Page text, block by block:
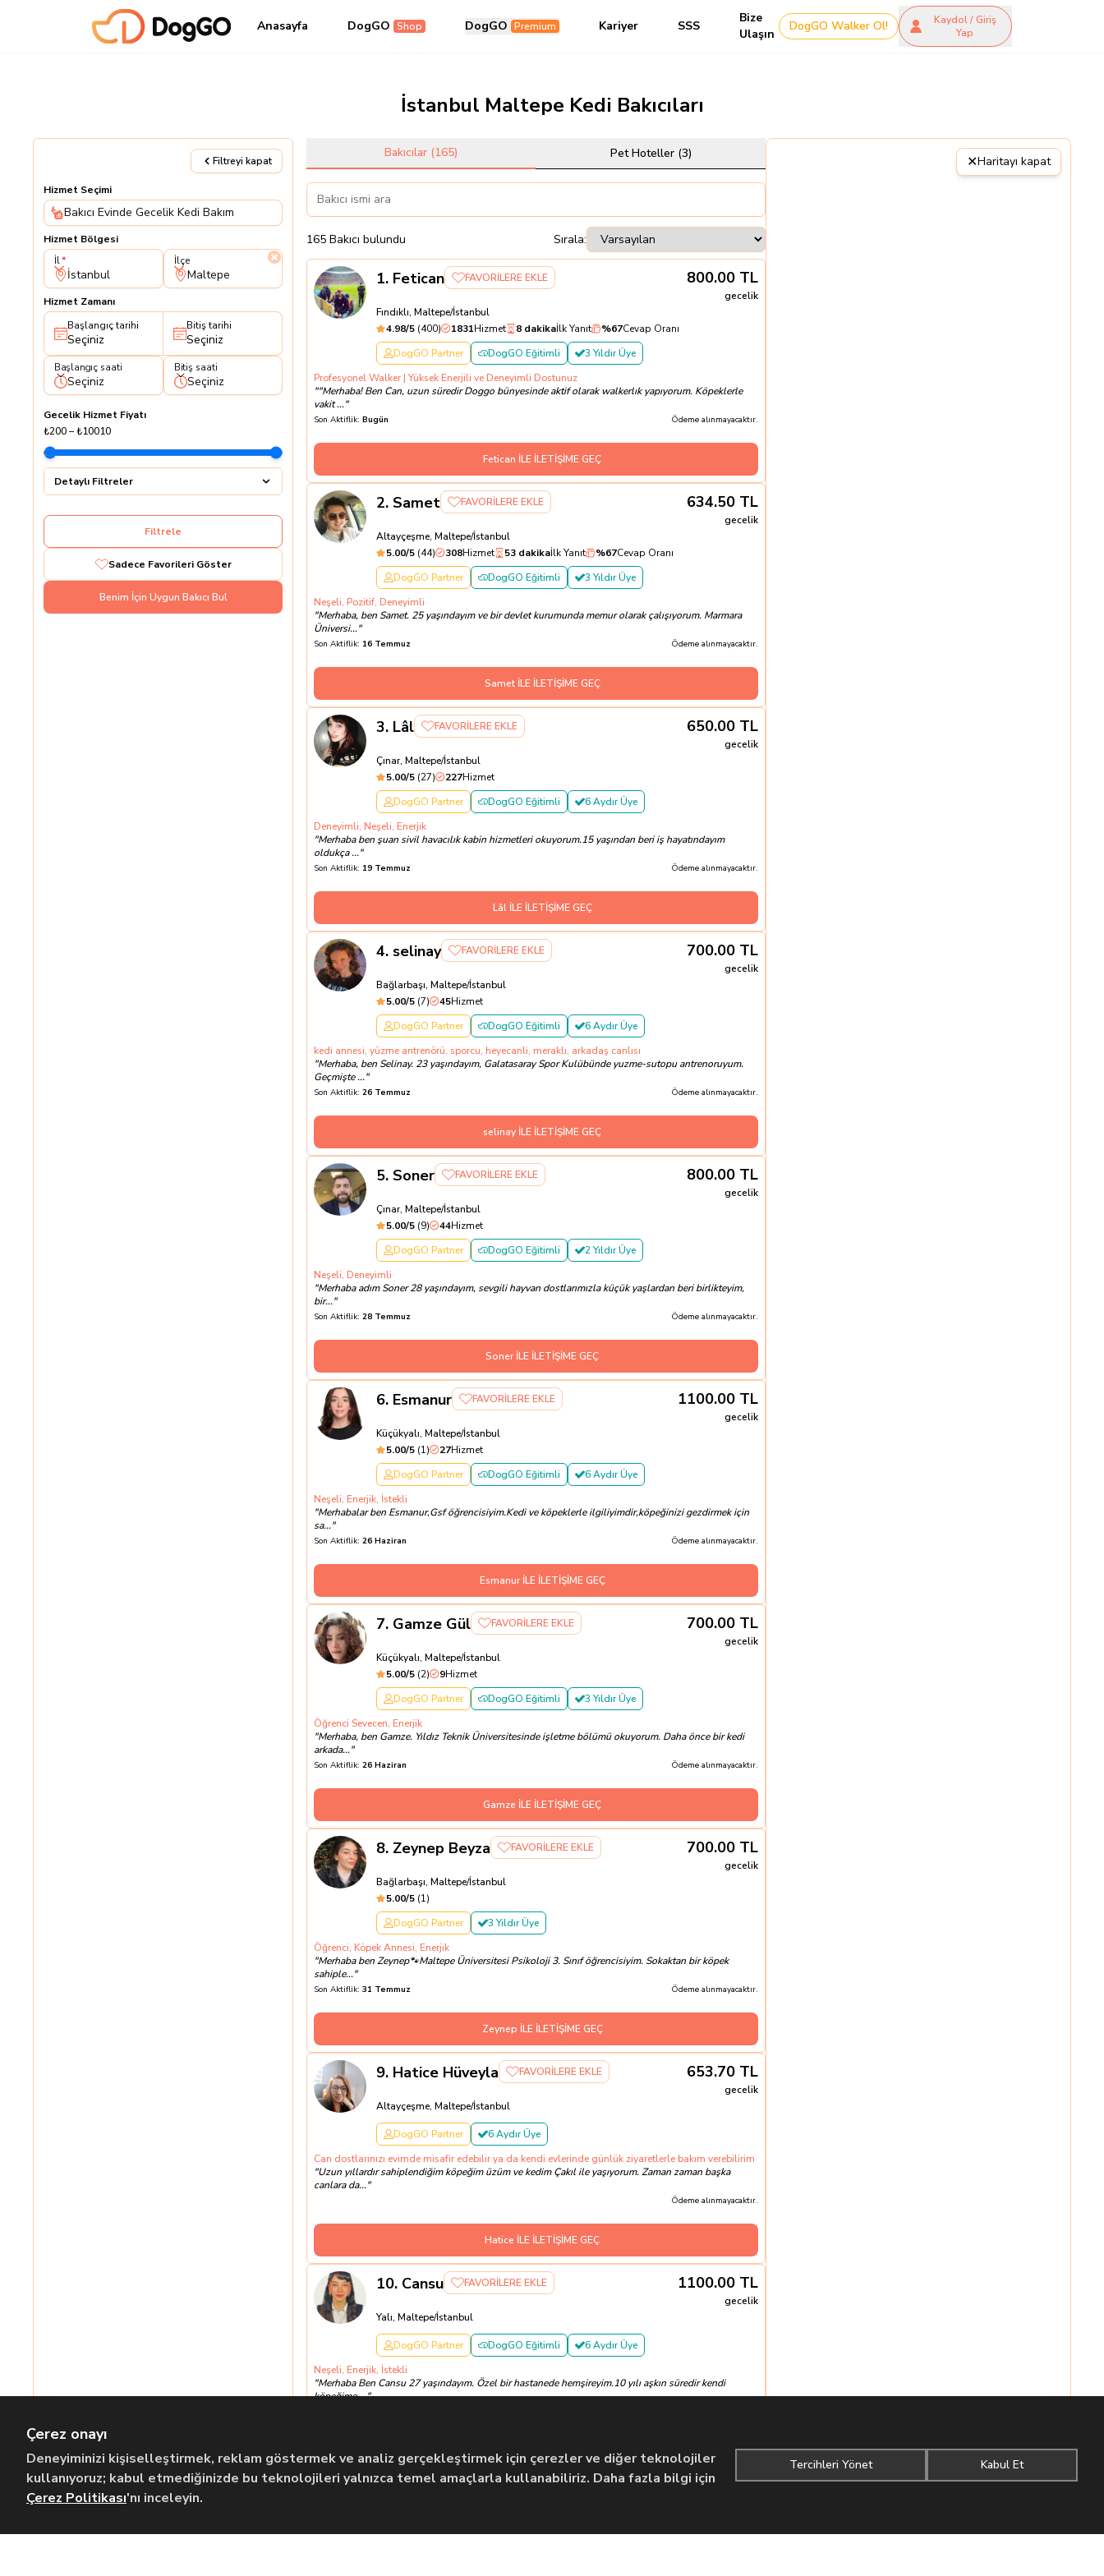
Anasayfa DogGO Shop DogGO Premium Kariyer SSS
Bize
Ulaşın
DogGO Walker Ol!
Kaydol / Giriş
Yap
İstanbul Maltepe Kedi Bakıcıları
Filtreyi kapat
Hizmet Seçimi
Bakıcı Evinde Gecelik Kedi Bakım
Hizmet Bölgesi
İl İl
İstanbul
İlçeİlçe
Maltepe
Hizmet Zamanı
Başlangıç tarihi
Seçiniz
Bitiş tarihi
Seçiniz
Başlangıç saati
Başlangıç saati
Seçiniz
Bitiş saati
Bitiş saati
Seçiniz
Gecelik Hizmet Fiyatı
₺200–₺10010
Detaylı Filtreler
Filtrele
Sadece Favorileri Göster
Benim İçin Uygun Bakıcı Bul
Bakıcılar (165) Pet Hoteller (3)
165 Bakıcı bulundu Sırala:
1. Fetican FAVORİLERE EKLE 800.00TL
gecelik
Fındıklı, Maltepe/İstanbul
4.98/5 (400) 1831Hizmet 8 dakikaİlk Yanıt %67Cevap Oranı
DogGO Partner
DogGO Eğitimli
3 Yıldır Üye
Profesyonel Walker | Yüksek Enerjili ve Deneyimli Dostunuz
""Merhaba! Ben Can, uzun süredir Doggo bünyesinde aktif olarak walkerlık yapıyorum. Köpeklerle
vakit ..."
Son Aktiflik: Bugün Ödeme alınmayacaktır.
Fetican İLE İLETİŞİME GEÇ
2.Samet FAVORİLERE EKLE 634.50TL
gecelik
Altayçeşme, Maltepe/İstanbul
5.00/5 (44) 308Hizmet 53 dakikaİlk Yanıt %67Cevap Oranı
DogGO Partner
DogGO Eğitimli
3 Yıldır Üye
Neşeli, Pozitif, Deneyimli
"Merhaba, ben Samet. 25 yaşındayım ve bir devlet kurumunda memur olarak çalışıyorum. Marmara
Üniversi..."
Son Aktiflik: 16 Temmuz Ödeme alınmayacaktır.
Samet İLE İLETİŞİME GEÇ
3. Lâl FAVORİLERE EKLE 650.00TL
gecelik
Çınar, Maltepe/İstanbul
5.00/5 (27) 227Hizmet
DogGO Partner
DogGO Eğitimli
6 Aydır Üye
Deneyimli, Neşeli, Enerjik
"Merhaba ben şuan sivil havacılık kabin hizmetleri okuyorum.15 yaşından beri iş hayatındayım
oldukça ..."
Son Aktiflik: 19 Temmuz Ödeme alınmayacaktır.
Lâl İLE İLETİŞİME GEÇ
4. selinay FAVORİLERE EKLE 700.00TL
gecelik
Bağlarbaşı, Maltepe/İstanbul
5.00/5 (7) 45Hizmet
DogGO Partner
DogGO Eğitimli
6 Aydır Üye
kedi annesi, yüzme antrenörü, sporcu, heyecanli, meraklı, arkadaş canlısı
"Merhaba, ben Selinay. 23 yaşındayım, Galatasaray Spor Kulübünde yuzme-sutopu antrenoruyum.
Geçmişte ..."
Son Aktiflik: 26 Temmuz Ödeme alınmayacaktır.
selinay İLE İLETİŞİME GEÇ
5.Soner FAVORİLERE EKLE 800.00TL
gecelik
Çınar, Maltepe/İstanbul
5.00/5 (9) 44Hizmet
DogGO Partner
DogGO Eğitimli
2 Yıldır Üye
Neşeli, Deneyimli
"Merhaba adım Soner 28 yaşındayım, sevgili hayvan dostlarımızla küçük yaşlardan beri birlikteyim,
bir..."
Son Aktiflik: 28 Temmuz Ödeme alınmayacaktır.
Soner İLE İLETİŞİME GEÇ
6. Esmanur FAVORİLERE EKLE 1100.00TL
gecelik
Küçükyalı, Maltepe/İstanbul
5.00/5 (1) 27Hizmet
DogGO Partner
DogGO Eğitimli
6 Aydır Üye
Neşeli, Enerjik, İstekli
"Merhabalar ben Esmanur,Gsf öğrencisiyim.Kedi ve köpeklerle ilgiliyimdir,köpeğinizi gezdirmek için
sa..."
Son Aktiflik: 26 Haziran Ödeme alınmayacaktır.
Esmanur İLE İLETİŞİME GEÇ
7. Gamze Gül FAVORİLERE EKLE 700.00TL
gecelik
Küçükyalı, Maltepe/İstanbul
5.00/5 (2) 9Hizmet
DogGO Partner
DogGO Eğitimli
3 Yıldır Üye
Öğrenci Sevecen, Enerjik
"Merhaba, ben Gamze. Yıldız Teknik Üniversitesinde işletme bölümü okuyorum. Daha önce bir kedi
arkada..."
Son Aktiflik: 26 Haziran Ödeme alınmayacaktır.
Gamze İLE İLETİŞİME GEÇ
8. Zeynep Beyza FAVORİLERE EKLE 700.00TL
gecelik
Bağlarbaşı, Maltepe/İstanbul
5.00/5 (1)
DogGO Partner
3 Yıldır Üye
Öğrenci, Köpek Annesi, Enerjik
"Merhaba ben Zeynep🐾Maltepe Üniversitesi Psikoloji 3. Sınıf öğrencisiyim. Sokaktan bir köpek
sahiple..."
Son Aktiflik: 31 Temmuz Ödeme alınmayacaktır.
Zeynep İLE İLETİŞİME GEÇ
9. Hatice Hüveyla FAVORİLERE EKLE 653.70TL
gecelik
Altayçeşme, Maltepe/İstanbul
DogGO Partner
6 Aydır Üye
Can dostlarınızı evimde misafir edebilir ya da kendi evlerinde günlük ziyaretlerle bakım verebilirim
"Uzun yıllardır sahiplendiğim köpeğim üzüm ve kedim Çakıl ile yaşıyorum. Zaman zaman başka
canlara da..."
Ödeme alınmayacaktır.
Hatice İLE İLETİŞİME GEÇ
10. Cansu FAVORİLERE EKLE 1100.00TL
gecelik
Yalı, Maltepe/İstanbul
DogGO Partner DogGO Eğitimli
6 Aydır Üye
Neşeli, Enerjik, İstekli
"Merhaba Ben Cansu 27 yaşındayım. Özel bir hastanede hemşireyim.10 yılı aşkın süredir kendi
köpeğime ..."
Cansu İLE İLETİŞİME GEÇ
✕Haritayı kapat
Çerez onayı
Deneyiminizi kişiselleştirmek, reklam göstermek ve analiz gerçekleştirmek için çerezler ve diğer teknolojiler
kullanıyoruz; kabul etmediğinizde bu teknolojileri yalnızca temel amaçlarla kullanabiliriz. Daha fazla bilgi için
Çerez Politikası'nı inceleyin.
Tercihleri Yönet Kabul Et